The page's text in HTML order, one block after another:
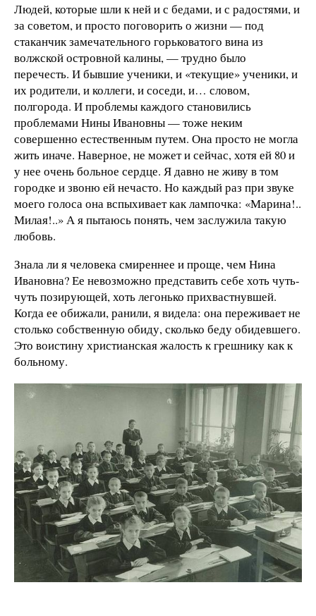
Людей, которые шли к ней и с бедами, и с радостями, и
за советом, и просто поговорить о жизни — под
стаканчик замечательного горьковатого вина из
волжской островной калины, — трудно было
перечесть. И бывшие ученики, и «текущие» ученики, и
их родители, и коллеги, и соседи, и… словом,
полгорода. И проблемы каждого становились
проблемами Нины Ивановны — тоже неким
совершенно естественным путем. Она просто не могла
жить иначе. Наверное, не может и сейчас, хотя ей 80 и
у нее очень больное сердце. Я давно не живу в том
городке и звоню ей нечасто. Но каждый раз при звуке
моего голоса она вспыхивает как лампочка: «Марина!..
Милая!..» А я пытаюсь понять, чем заслужила такую
любовь.
Знала ли я человека смиреннее и проще, чем Нина
Ивановна? Ее невозможно представить себе хоть чуть-
чуть позирующей, хоть легонько прихвастнувшей.
Когда ее обижали, ранили, я видела: она переживает не
столько собственную обиду, сколько беду обидевшего.
Это воистину христианская жалость к грешнику как к
больному.